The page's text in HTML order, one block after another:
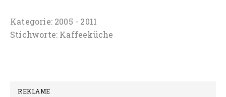
Kategorie: 2005 - 2011
Stichworte: Kaffeeküche
REKLAME